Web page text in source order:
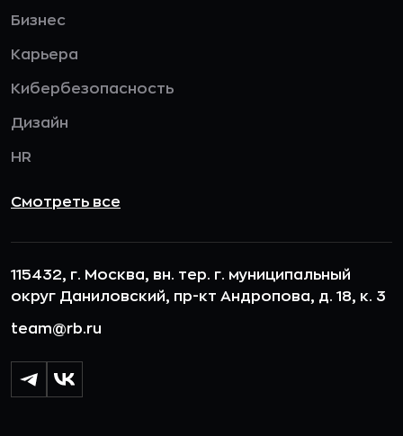
Бизнес
Карьера
Кибербезопасность
Дизайн
HR
Смотреть все
115432, г. Москва, вн. тер. г. муниципальный
округ Даниловский, пр-кт Андропова, д. 18, к. 3
team@rb.ru